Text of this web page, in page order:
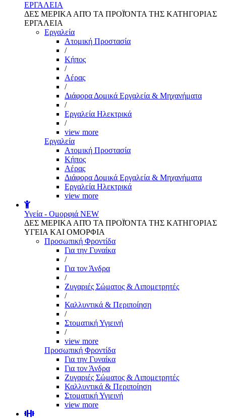
ΕΡΓΑΛΕΙΑ
ΔΕΣ ΜΕΡΙΚΑ ΑΠΌ ΤΑ ΠΡΟΪΌΝΤΑ ΤΗΣ ΚΑΤΗΓΟΡΙΑΣ
ΕΡΓΑΛΕΙΑ
Εργαλεία
Aτομική Προστασία
/
Kήπος
/
Αέρας
/
Διάφορα Δομικά Εργαλεία & Μηχανήματα
/
Εργαλεία Ηλεκτρικά
/
view more
Εργαλεία
Aτομική Προστασία
Kήπος
Αέρας
Διάφορα Δομικά Εργαλεία & Μηχανήματα
Εργαλεία Ηλεκτρικά
view more
Υγεία - Ομορφιά NEW
ΔΕΣ ΜΕΡΙΚΑ ΑΠΌ ΤΑ ΠΡΟΪΌΝΤΑ ΤΗΣ ΚΑΤΗΓΟΡΙΑΣ
ΥΓΕΙΑ ΚΑΙ ΟΜΟΡΦΙΑ
Προσωπική Φροντίδα
Για την Γυναίκα
/
Για τον Άνδρα
/
Ζυγαριές Σώματος & Λιπομετρητές
/
Καλλυντικά & Περιποίηση
/
Στοματική Υγιεινή
/
view more
Προσωπική Φροντίδα
Για την Γυναίκα
Για τον Άνδρα
Ζυγαριές Σώματος & Λιπομετρητές
Καλλυντικά & Περιποίηση
Στοματική Υγιεινή
view more